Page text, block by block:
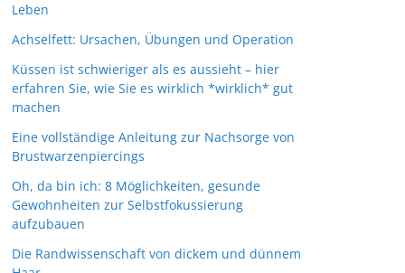
Leben
Achselfett: Ursachen, Übungen und Operation
Küssen ist schwieriger als es aussieht – hier
erfahren Sie, wie Sie es wirklich *wirklich* gut
machen
Eine vollständige Anleitung zur Nachsorge von
Brustwarzenpiercings
Oh, da bin ich: 8 Möglichkeiten, gesunde
Gewohnheiten zur Selbstfokussierung
aufzubauen
Die Randwissenschaft von dickem und dünnem